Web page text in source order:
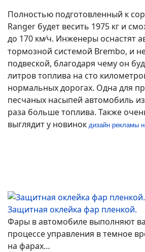
Полностью подготовленный к
Ranger будет весить 1975 кг и
до 170 км∕ч. Инженеры оснастят
тормозной системой Brembo, и
подвеской, благодаря чему он
литров топлива на сто
нормальных дорогах. Одна для
песчаных насыпей автомобиль
раза больше топлива. Также
выглядит у новинок дизайн рекламы
Защитная оклейка фар пленкой.
Фары в автомобиле выполняют
процессе управления в темное
на фарах…